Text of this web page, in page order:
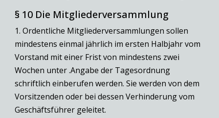
§ 10 Die Mitgliederversammlung
1. Ordentliche Mitgliederversammlungen sollen
mindestens einmal jährlich im ersten Halbjahr vom
Vorstand mit einer Frist von mindestens zwei
Wochen unter .Angabe der Tagesordnung
schriftlich einberufen werden. Sie werden von dem
Vorsitzenden oder bei dessen Verhinderung vom
Geschäftsführer geleitet.